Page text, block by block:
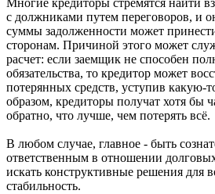
Многие кредиторы стремятся найти
с должниками путем переговоров, и
суммы задолженности может
сторонам. Причиной этого может
расчет: если заемщик не способен
обязательства, то кредитор может
потерянных средств, уступив какую-
образом, кредиторы получат хотя бы
обратно, что лучше, чем потерять всё.
В любом случае, главное - быть
ответственным в отношении долговых
искать конструктивные решения для
стабильность.